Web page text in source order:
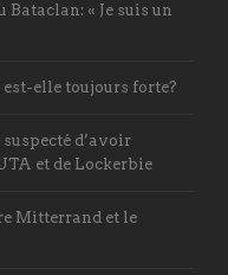
Bataclan: « Je suis un
elle toujours forte?
d’avoir
et de Lockerbie
Mitterrand et le